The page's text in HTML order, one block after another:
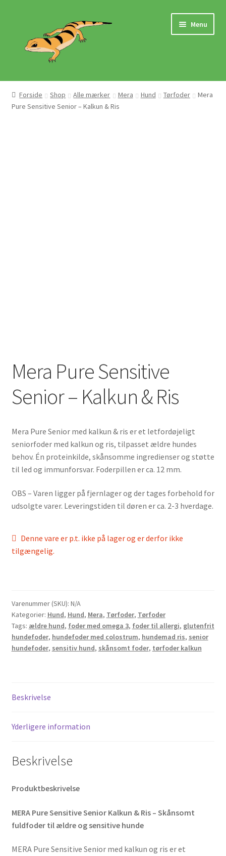
navigation
indhold
Menu
Hjem
Butik
Forside Shop Alle mærker Mera Hund Tørfoder
Mera
Pure Sensitive Senior – Kalkun & Ris
Mera Pure Sensitive
Senior – Kalkun & Ris
Mera Pure Senior med kalkun & ris er et letfordøjeligt
seniorfoder med kalkun og ris, tilpasset ældre hundes
behov. Én proteinkilde, skånsomme ingredienser og støtte
til led og immunforsvar. Foderpillen er ca. 12 mm.
OBS – Varen ligger på fjernlager og der tages forbehold for
udsolgte varer. Leveringstiden til døren er ca. 2-3 hverdage.
Denne vare er p.t. ikke på lager og er derfor ikke
tilgængelig.
Varenummer (SKU): N/A
Kategorier: Hund, Hund, Mera, Tørfoder, Tørfoder
Tags: ældre hund, foder med omega 3, foder til allergi, glutenfrit
hundefoder, hundefoder med colostrum, hundemad ris, senior
hundefoder, sensitiv hund, skånsomt foder, tørfoder kalkun
Beskrivelse
Yderligere information
Beskrivelse
Produktbeskrivelse
MERA Pure Sensitive Senior Kalkun & Ris – Skånsomt
fuldfoder til ældre og sensitive hunde
MERA Pure Sensitive Senior med kalkun og ris er et